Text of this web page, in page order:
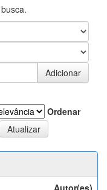
Ordenar
Autor(es)